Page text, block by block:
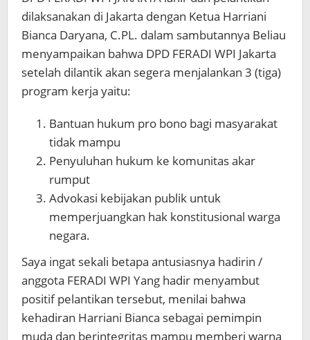
dilaksanakan di Jakarta dengan Ketua Harriani
Bianca Daryana, C.PL. dalam sambutannya Beliau
menyampaikan bahwa DPD FERADI WPI Jakarta
setelah dilantik akan segera menjalankan 3 (tiga)
program kerja yaitu:
Bantuan hukum pro bono bagi masyarakat
tidak mampu
Penyuluhan hukum ke komunitas akar
rumput
Advokasi kebijakan publik untuk
memperjuangkan hak konstitusional warga
negara.
Saya ingat sekali betapa antusiasnya hadirin /
anggota FERADI WPI Yang hadir menyambut
positif pelantikan tersebut, menilai bahwa
kehadiran Harriani Bianca sebagai pemimpin
muda dan berintegritas mampu memberi warna